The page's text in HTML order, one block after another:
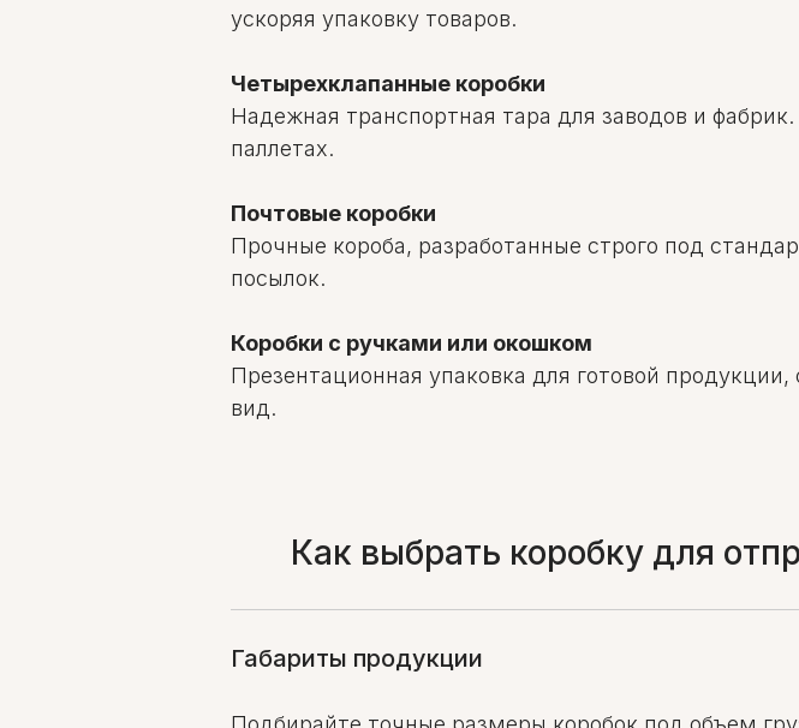
ускоряя упаковку товаров.
Четырехклапанные коробки
Надежная транспортная тара для заводов и
паллетах.
Почтовые коробки
Прочные короба, разработанные строго под
посылок.
Коробки с ручками или окошком
Презентационная упаковка для готовой
вид.
Как выбрать коробку для
Габариты продукции